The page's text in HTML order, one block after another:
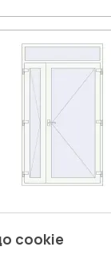
cookie